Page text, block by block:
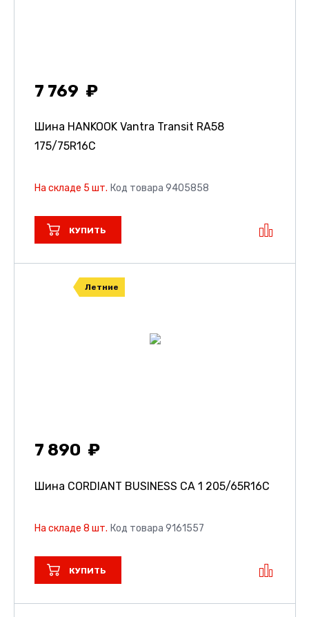
7 769
Шина HANKOOK Vantra Transit RA58
175/75R16C
На складе 5 шт. Код товара 9405858
КУПИТЬ
Летние
7 890
Шина CORDIANT BUSINESS CA 1 205/65R16C
На складе 8 шт. Код товара 9161557
КУПИТЬ